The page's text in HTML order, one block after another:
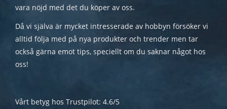
vara nöjd med det du köper av oss.
Då vi själva är mycket intresserade av hobbyn försöker vi
alltid följa med på nya produkter och trender men tar
också gärna emot tips, speciellt om du saknar något hos
oss!
Vårt betyg hos Trustpilot: 4.6/5